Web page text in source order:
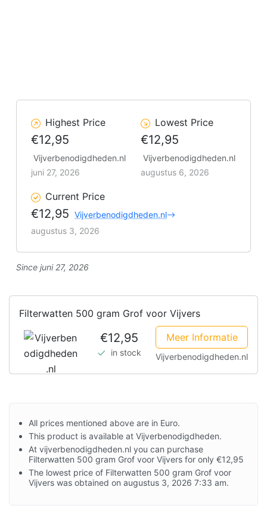
Highest Price
€12,95
Vijverbenodigdheden.nl
juni 27, 2026
Lowest Price
€12,95
Vijverbenodigdheden.nl
augustus 6, 2026
Current Price
€12,95 Vijverbenodigdheden.nl
augustus 3, 2026
Since juni 27, 2026
Filterwatten 500 gram Grof voor Vijvers
€12,95
in stock
Meer Informatie
Vijverbenodigdheden.nl
All prices mentioned above are in Euro.
This product is available at Vijverbenodigdheden.
At vijverbenodigdheden.nl you can purchase
Filterwatten 500 gram Grof voor Vijvers for only €12,95
The lowest price of Filterwatten 500 gram Grof voor
Vijvers was obtained on augustus 3, 2026 7:33 am.